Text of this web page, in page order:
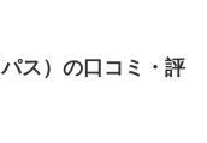
ス）の口コミ・評